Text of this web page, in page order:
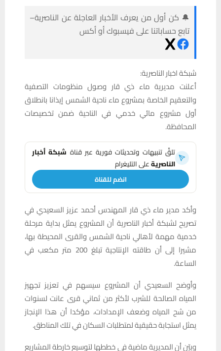
🔔 كن أول من يعرف الأخبار العاجلة عن الناصرية–
تابع حساباتنا على فيسبوك أو أكس
شبكة اخبار الناصرية:
أعلنت مديرية ماء ذي قار وصول منظومات التصفية
والتعقيم الخاصة بمشروع ماء ناحية الشمس إيذانا بانطلاق
أول مشروع مائي خدمي في الناحية ضمن تخصيصات
المحافظة.
تلقَّ تنبيهات وتحديثات فورية عبر قناة شبكة أخبار
الناصريةعلى التليغرام
انضم للقناة
وأكد مدير ماء ذي قار المهندس أحمد عزيز السعيدي في
تصريح لشبكة أخبار الناصرية أن المشروع يمثل بداية مرحلة
خدمية مهمة لأهالي ناحية الشمس والقرى المحيطة بها،
مشيرا إلى أن طاقته الإنتاجية تبلغ 200 متر مكعب في
الساعة.
وأوضح السعيدي أن المشروع سيسهم في تعزيز تجهيز
المياه الصالحة للشرب لأكثر من ثماني قرى عانت لسنوات
من شح المياه وضعف الإمدادات، مؤكدا أن هذا الإنجاز
يمثل استجابة حقيقية لمتطلبات السكان في تلك المناطق.
وبيّن أن المديرية ماضية في خططها لتوسيع خارطة المشاريع